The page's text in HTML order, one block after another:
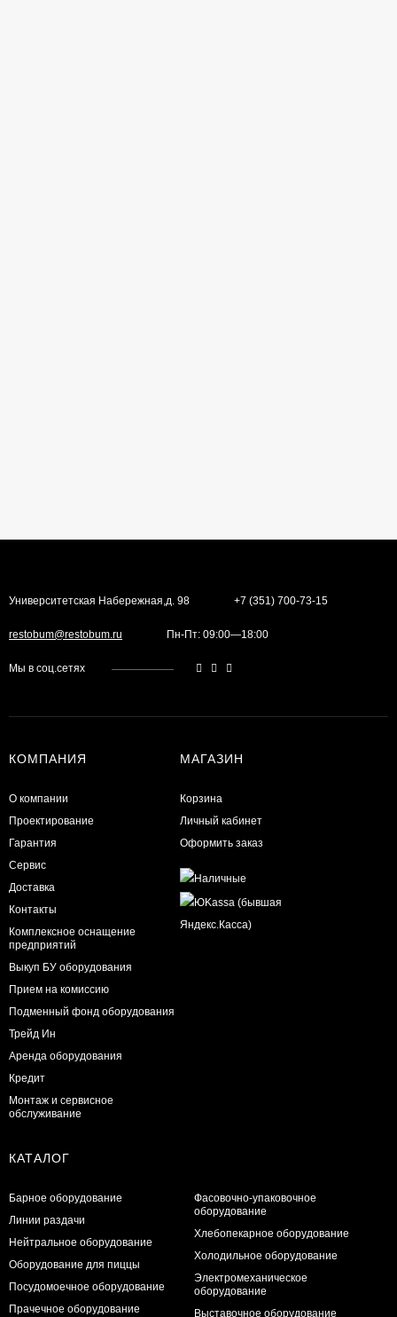
Университетская Набережная,д. 98 +7 (351) 700-73-15
restobum@restobum.ru Пн-Пт: 09:00—18:00
Мы в соц.сетях
КОМПАНИЯ
О компании
Проектирование
Гарантия
Сервис
Доставка
Контакты
Комплексное оснащение
предприятий
Выкуп БУ оборудования
Прием на комиссию
Подменный фонд оборудования
Трейд Ин
Аренда оборудования
Кредит
Монтаж и сервисное
обслуживание
МАГАЗИН
Корзина
Личный кабинет
Оформить заказ
КАТАЛОГ
Барное оборудование
Линии раздачи
Нейтральное оборудование
Оборудование для пиццы
Посудомоечное оборудование
Прачечное оборудование
Фасовочно-упаковочное
оборудование
Хлебопекарное оборудование
Холодильное оборудование
Электромеханическое
оборудование
Выставочное оборудование